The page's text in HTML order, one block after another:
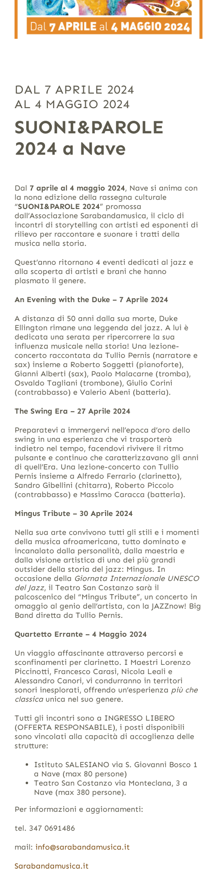
DAL 7 APRILE 2024
AL 4 MAGGIO 2024
SUONI&PAROLE
2024 a Nave
Dal 7 aprile al 4 maggio 2024, Nave si anima con
la nona edizione della rassegna culturale
“SUONI&PAROLE 2024” promossa
dall’Associazione Sarabandamusica, il ciclo di
incontri di storytelling con artisti ed esponenti di
rilievo per raccontare e suonare i tratti della
musica nella storia.
Quest’anno ritornano 4 eventi dedicati al jazz e
alla scoperta di artisti e brani che hanno
plasmato il genere.
An Evening with the Duke – 7 Aprile 2024
A distanza di 50 anni dalla sua morte, Duke
Ellington rimane una leggenda del jazz. A lui è
dedicata una serata per ripercorrere la sua
influenza musicale nella storia! Una lezione-
concerto raccontata da Tullio Pernis (narratore e
sax) insieme a Roberto Soggetti (pianoforte),
Gianni Alberti (sax), Paolo Malacarne (tromba),
Osvaldo Tagliani (trombone), Giulio Corini
(contrabbasso) e Valerio Abeni (batteria).
The Swing Era – 27 Aprile 2024
Preparatevi a immergervi nell’epoca d’oro dello
swing in una esperienza che vi trasporterà
indietro nel tempo, facendovi rivivere il ritmo
pulsante e continuo che caratterizzavano gli anni
di quell’Era. Una lezione-concerto con Tullio
Pernis insieme a Alfredo Ferrario (clarinetto),
Sandro Gibellini (chitarra), Roberto Piccolo
(contrabbasso) e Massimo Caracca (batteria).
Mingus Tribute – 30 Aprile 2024
Nella sua arte convivono tutti gli stili e i momenti
della musica afroamericana, tutto dominato e
incanalato dalla personalità, dalla maestria e
dalla visione artistica di uno dei più grandi
outsider della storia del jazz: Mingus. In
occasione della Giornata Internazionale UNESCO
del Jazz, il Teatro San Costanzo sarà il
palcoscenico del “Mingus Tribute”, un concerto in
omaggio al genio dell’artista, con la JAZZnow! Big
Band diretta da Tullio Pernis.
Quartetto Errante – 4 Maggio 2024
Un viaggio affascinante attraverso percorsi e
sconfinamenti per clarinetto. I Maestri Lorenzo
Piccinotti, Francesco Carasi, Nicola Leali e
Alessandro Canori, vi condurranno in territori
sonori inesplorati, offrendo un’esperienza più che
classicaunica nel suo genere.
Tutti gli incontri sono a INGRESSO LIBERO
(OFFERTA RESPONSABILE), i posti disponibili
sono vincolati alla capacità di accoglienza delle
strutture:
Istituto SALESIANO via S. Giovanni Bosco 1
a Nave (max 80 persone)
Teatro San Costanzo via Monteclana, 3 a
Nave (max 380 persone).
Per informazioni e aggiornamenti:
tel. 347 0691486
mail: info@sarabandamusica.it
Sarabandamusica.it